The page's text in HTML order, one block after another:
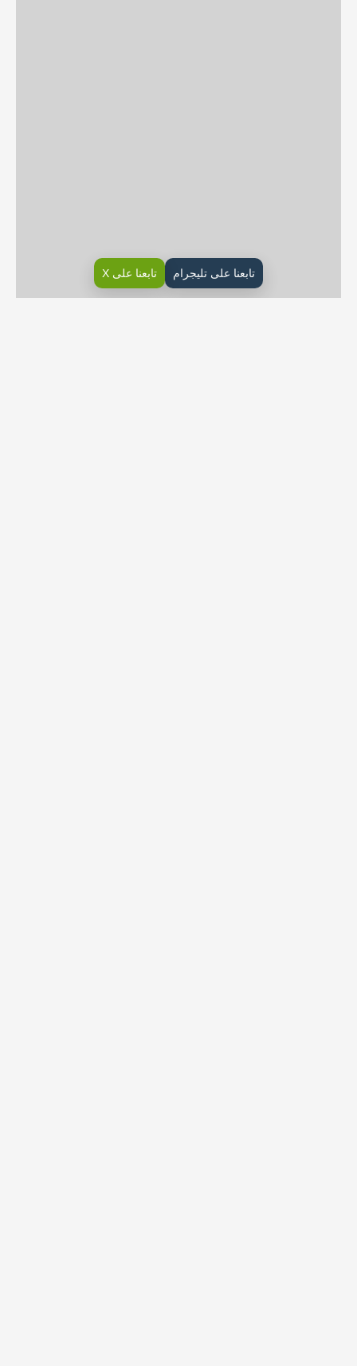
تابعنا على تليجرام تابعنا على X